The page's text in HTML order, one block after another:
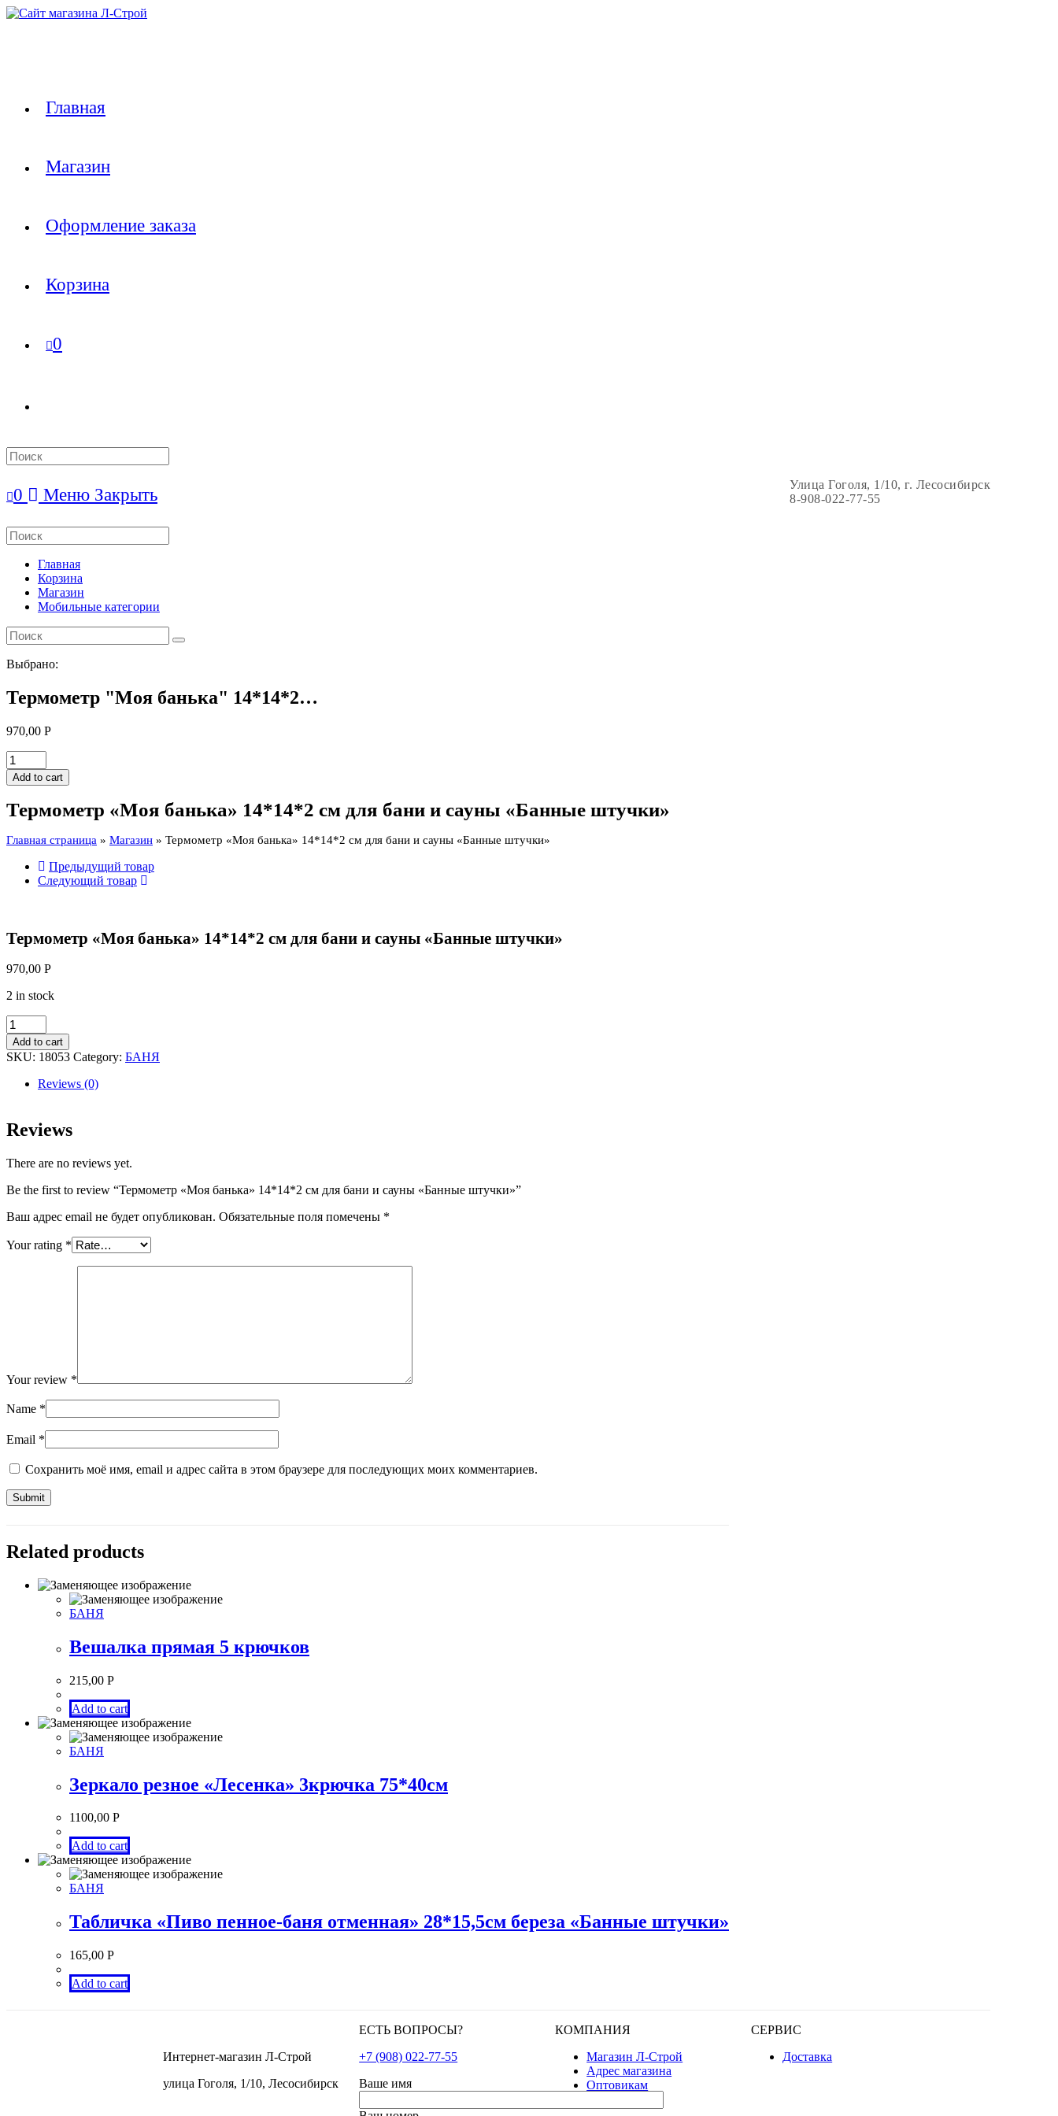
Перейти
Главная
Магазин
Оформление заказа
Корзина
0
Search
this
Улица Гоголя, 1/10, г. Лесосибирск
8-908-022-77-55
0 Меню Закрыть
Search
this
websiteГлавная
Корзина
Магазин
Мобильные категории
Выбрано:
Термометр "Моя банька" 14*14*2…
970,00 Р
Термометр
"Моя
банька"
см
бани
сауны
"Банные
Add to cart
Термометр «Моя банька» 14*14*2 см для бани и сауны «Банные штучки»
Главная страница » Магазин » Термометр «Моя банька» 14*14*2 см для бани и сауны «Банные штучки»
Предыдущий товар
Следующий товар
Термометр «Моя банька» 14*14*2 см для бани и сауны «Банные штучки»
970,00 Р
2 in stock
Термометр
"Моя
банька"
14*14*2
и
сауны
штучки"
Add to cart
SKU: 18053 Category: БАНЯ
Reviews (0)
Reviews
There are no reviews yet.
Be the first to review “Термометр «Моя банька» 14*14*2 см для бани и сауны «Банные штучки»”
Ваш адрес email не будет опубликован. Обязательные поля помечены *
Your rating *
Your review *
Name *
Email *
Сохранить моё имя, email и адрес сайта в этом браузере для последующих моих комментариев.
Related products
БАНЯ
Вешалка прямая 5 крючков
215,00 Р
Add to cart
БАНЯ
Зеркало резное «Лесенка» 3крючка 75*40см
1100,00 Р
Add to cart
БАНЯ
Табличка «Пиво пенное-баня отменная» 28*15,5см береза «Банные штучки»
165,00 Р
Add to cart
Интернет-магазин Л-Строй
улица Гоголя, 1/10, Лесосибирск
ЕСТЬ ВОПРОСЫ?
+7 (908) 022-77-55
Ваше имя
КОМПАНИЯ
Магазин Л-Строй
Адрес магазина
Оптовикам
СЕРВИС
Доставка